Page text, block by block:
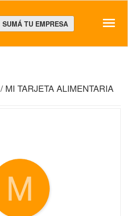
SUMÁ TU EMPRESA
/ MI TARJETA ALIMENTARIA